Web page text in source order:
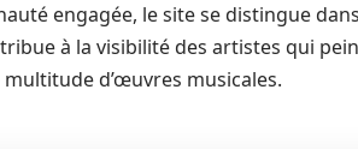
engagée, le site se distingue
à la visibilité des artistes qui
d’œuvres musicales.